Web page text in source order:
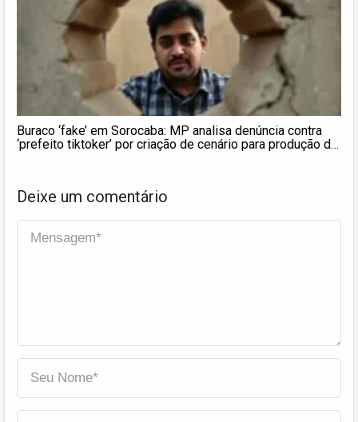
Buraco ‘fake’ em Sorocaba: MP analisa denúncia contra
‘prefeito tiktoker’ por criação de cenário para produção de
Deixe um comentário